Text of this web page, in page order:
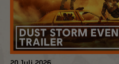
20 Juli 2026